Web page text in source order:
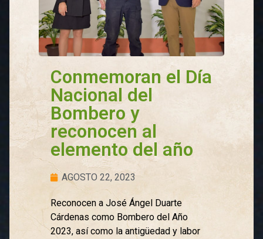
Conmemoran el Día
Nacional del
Bombero y
reconocen al
elemento del año
AGOSTO 22, 2023
Reconocen a José Ángel Duarte
Cárdenas como Bombero del Año
2023, así como la antigüedad y labor